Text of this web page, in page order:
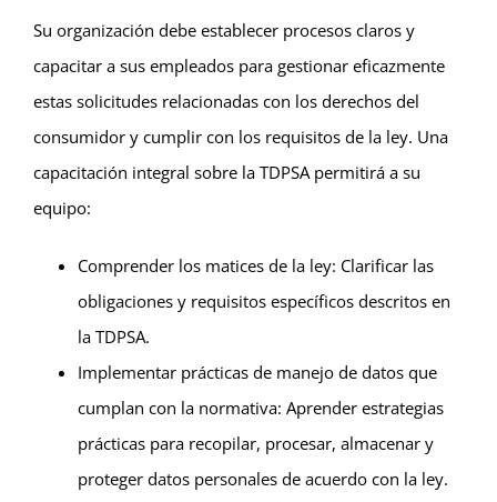
Su organización debe establecer procesos claros y
capacitar a sus empleados para gestionar eficazmente
estas solicitudes relacionadas con los derechos del
consumidor y cumplir con los requisitos de la ley. Una
capacitación integral sobre la TDPSA permitirá a su
equipo:
Comprender los matices de la ley: Clarificar las
obligaciones y requisitos específicos descritos en
la TDPSA.
Implementar prácticas de manejo de datos que
cumplan con la normativa: Aprender estrategias
prácticas para recopilar, procesar, almacenar y
proteger datos personales de acuerdo con la ley.